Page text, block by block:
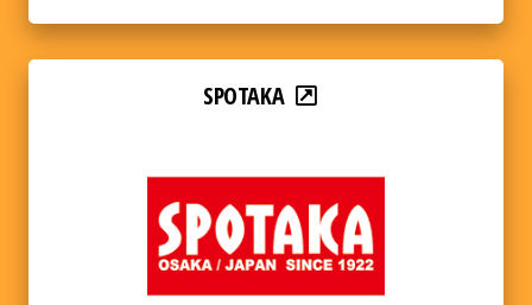
SPOTAKA